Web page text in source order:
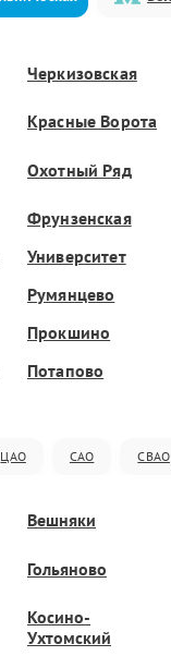
Черкизовская
Красные Ворота
Охотный Ряд
Фрунзенская
Университет
Румянцево
Прокшино
Потапово
ЦАО САО СВАО
Вешняки
Гольяново
Косино-
Ухтомский